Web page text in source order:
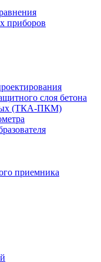
приборов
слоя бетона
(ТКА-ПКМ)
приемника